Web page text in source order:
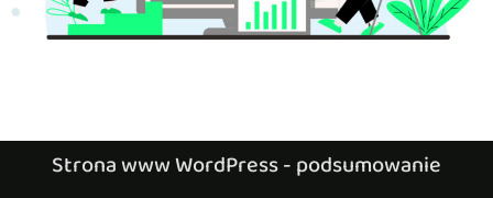
Strona www WordPress - podsumowanie